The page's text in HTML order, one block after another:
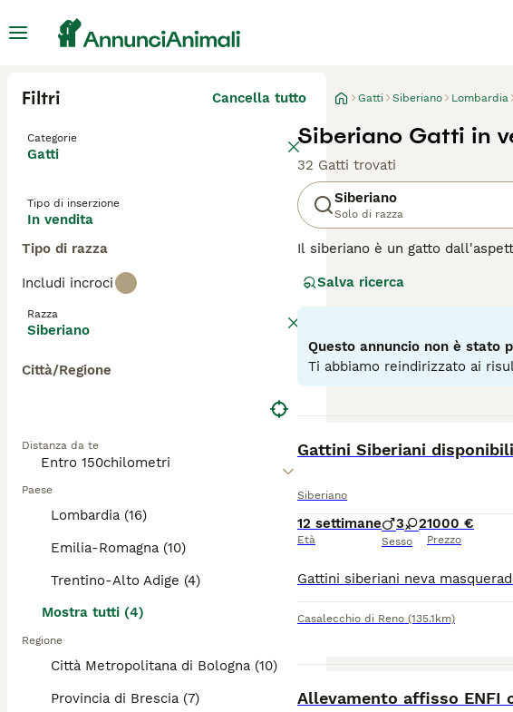
Filtri Cancella tutto
Categorie
Gatti
Tipo di inserzione
In vendita
Tipo di razza
Includi incroci
Razza
Siberiano
Città/Regione
Distanza da te
Paese
Lombardia (16)
Emilia-Romagna (10)
Trentino-Alto Adige (4)
Mostra tutti (4)
Regione
Città Metropolitana di Bologna (10)
Provincia di Brescia (7)
Gatti Siberiano Lombardia
Siberiano Gatti in
32 Gatti trovati
Siberiano
Solo di razza
Il siberiano è un gatto
una personalità adorabile,
Leggi la nostra pagina di
Salva ricerca
Questo annuncio non è stato
Ti abbiamo reindirizzato ai
Gattini Siberiani
Siberiano
12 settimane
Età
3 2
Sesso
1000 €
Prezzo
Casalecchio di Reno (135.1km)
Allevamento affisso ENFI